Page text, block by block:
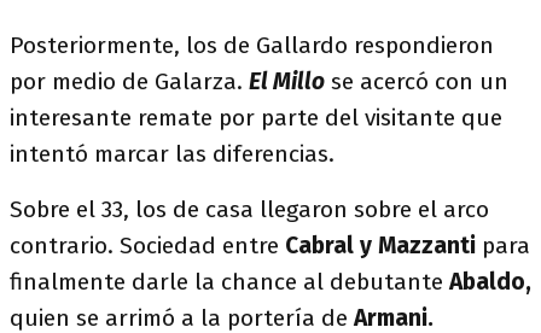
Posteriormente, los de Gallardo respondieron
por medio de Galarza. El Millo se acercó con un
interesante remate por parte del visitante que
intentó marcar las diferencias.
Sobre el 33, los de casa llegaron sobre el arco
contrario. Sociedad entre Cabral y Mazzanti para
finalmente darle la chance al debutanteAbaldo,
quien se arrimó a la portería deArmani.